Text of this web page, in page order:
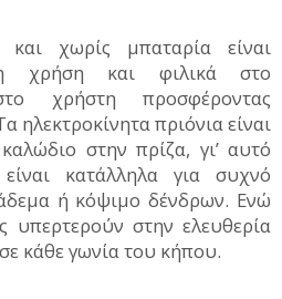
χωρίς μπαταρία είναι
χρήση και φιλικά στο
χρήστη προσφέροντας
ηλεκτροκίνητα πριόνια είναι
στην πρίζα, γι’ αυτό
κατάλληλα για συχνό
ή κόψιμο δένδρων. Ενώ
υπερτερούν στην ελευθερία
κάθε γωνία του κήπου.